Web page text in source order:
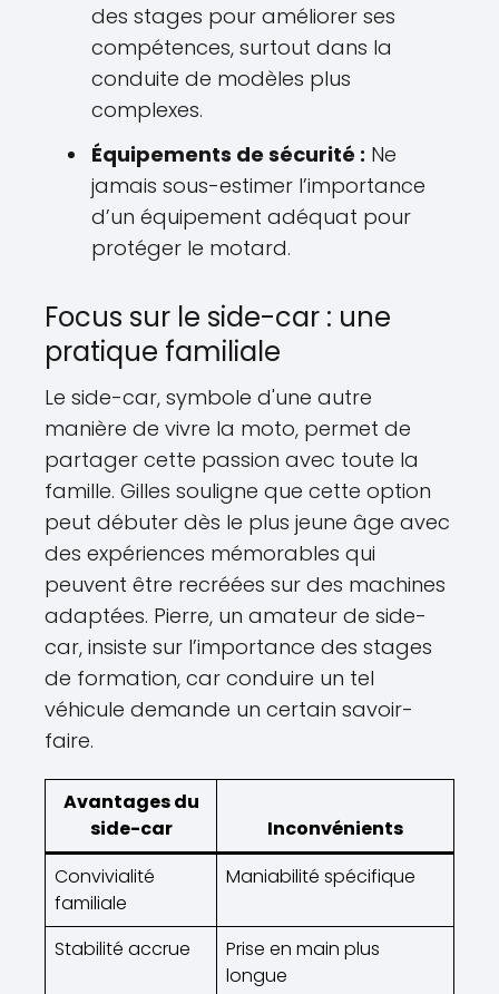
des stages pour améliorer ses
compétences, surtout dans la
conduite de modèles plus
complexes.
Équipements de sécurité : Ne
jamais sous-estimer l’importance
d’un équipement adéquat pour
protéger le motard.
Focus sur le side-car : une
pratique familiale
Le side-car, symbole d'une autre
manière de vivre la moto, permet de
partager cette passion avec toute la
famille. Gilles souligne que cette option
peut débuter dès le plus jeune âge avec
des expériences mémorables qui
peuvent être recréées sur des machines
adaptées. Pierre, un amateur de side-
car, insiste sur l’importance des stages
de formation, car conduire un tel
véhicule demande un certain savoir-
faire.
Avantages du
side-car
Inconvénients
Convivialité
familiale
Maniabilité spécifique
Stabilité accrue
Prise en main plus
longue